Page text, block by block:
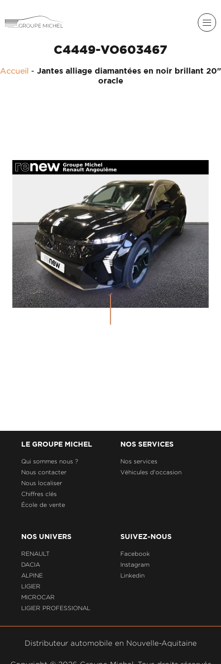
LIGIER
PROFESSIONAL
HISTORIQUE
DU
GROUPE
ACTUALITÉS
C4449-VO603467
Accueil - Jantes alliage diamantées en noir brillant 20"
oracle
LE GROUPE MICHEL
Qui sommes nous ?
Nous contacter
Nous localiser
Chiffres clés
École de vente
NOS SERVICES
Nos services
Véhicules d'occasion
NOS UNIVERS
RENAULT
DACIA
ALPINE
LIGIER
MICROCAR
LIGIER PROFESSIONAL
SUIVEZ-NOUS
Facebook
Instagram
Linkedin
Distributeur automobile en Nouvelle-Aquitaine